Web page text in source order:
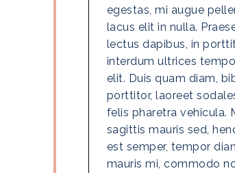
egestas, mi augue
lacus elit in nulla.
lectus dapibus, in
interdum ultrices
elit. Duis quam diam,
porttitor, laoreet
felis pharetra vehicula.
sagittis mauris sed,
est semper, tempor
mauris mi, commodo